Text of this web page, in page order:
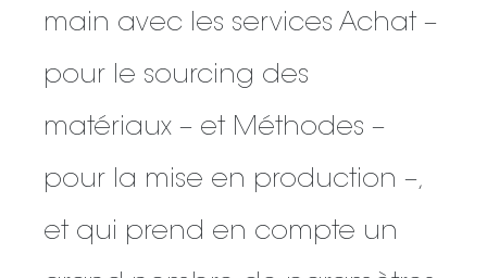
main avec les services Achat –
pour le sourcing des
matériaux – et Méthodes –
pour la mise en production –,
et qui prend en compte un